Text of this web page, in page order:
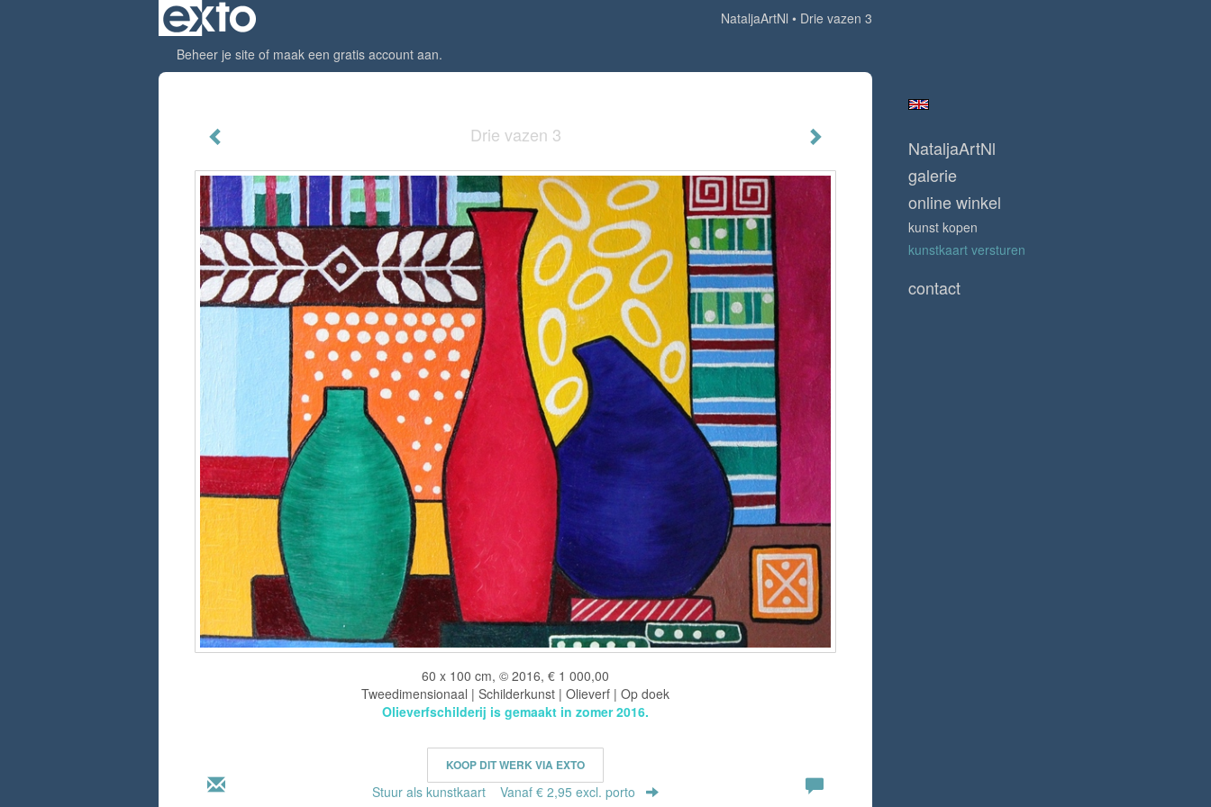
NataljaArtNl
Drie vazen 3
Beheer je site of maak een gratis account aan.
Drie vazen 3
60 x 100 cm, © 2016, € 1 000,00
Tweedimensionaal | Schilderkunst | Olieverf | Op doek
Olieverfschilderij is gemaakt in zomer 2016.
KOOP DIT WERK VIA EXTO
Stuur als kunstkaart Vanaf € 2,95 excl. porto
NataljaArtNl
galerie
online winkel
kunst kopen
kunstkaart versturen
contact